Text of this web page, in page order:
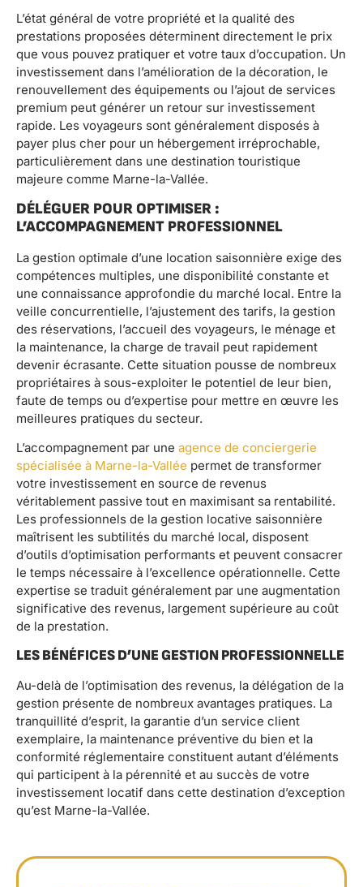
L’état général de votre propriété et la qualité des
prestations proposées déterminent directement le prix
que vous pouvez pratiquer et votre taux d’occupation. Un
investissement dans l’amélioration de la décoration, le
renouvellement des équipements ou l’ajout de services
premium peut générer un retour sur investissement
rapide. Les voyageurs sont généralement disposés à
payer plus cher pour un hébergement irréprochable,
particulièrement dans une destination touristique
majeure comme Marne-la-Vallée.
DÉLÉGUER POUR OPTIMISER :
L’ACCOMPAGNEMENT PROFESSIONNEL
La gestion optimale d’une location saisonnière exige des
compétences multiples, une disponibilité constante et
une connaissance approfondie du marché local. Entre la
veille concurrentielle, l’ajustement des tarifs, la gestion
des réservations, l’accueil des voyageurs, le ménage et
la maintenance, la charge de travail peut rapidement
devenir écrasante. Cette situation pousse de nombreux
propriétaires à sous-exploiter le potentiel de leur bien,
faute de temps ou d’expertise pour mettre en œuvre les
meilleures pratiques du secteur.
L’accompagnement par une agence de conciergerie
spécialisée à Marne-la-Vallée permet de transformer
votre investissement en source de revenus
véritablement passive tout en maximisant sa rentabilité.
Les professionnels de la gestion locative saisonnière
maîtrisent les subtilités du marché local, disposent
d’outils d’optimisation performants et peuvent consacrer
le temps nécessaire à l’excellence opérationnelle. Cette
expertise se traduit généralement par une augmentation
significative des revenus, largement supérieure au coût
de la prestation.
LES BÉNÉFICES D’UNE GESTION PROFESSIONNELLE
Au-delà de l’optimisation des revenus, la délégation de la
gestion présente de nombreux avantages pratiques. La
tranquillité d’esprit, la garantie d’un service client
exemplaire, la maintenance préventive du bien et la
conformité réglementaire constituent autant d’éléments
qui participent à la pérennité et au succès de votre
investissement locatif dans cette destination d’exception
qu’est Marne-la-Vallée.